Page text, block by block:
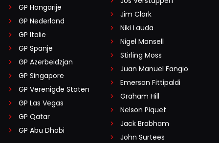
GP Hongarije
GP Nederland
GP Italië
GP Spanje
GP Azerbeidzjan
GP Singapore
GP Verenigde Staten
GP Las Vegas
GP Qatar
GP Abu Dhabi
Jim Clark
Niki Lauda
Nigel Mansell
Stirling Moss
Juan Manuel Fangio
Emerson Fittipaldi
Graham Hill
Nelson Piquet
Jack Brabham
John Surtees